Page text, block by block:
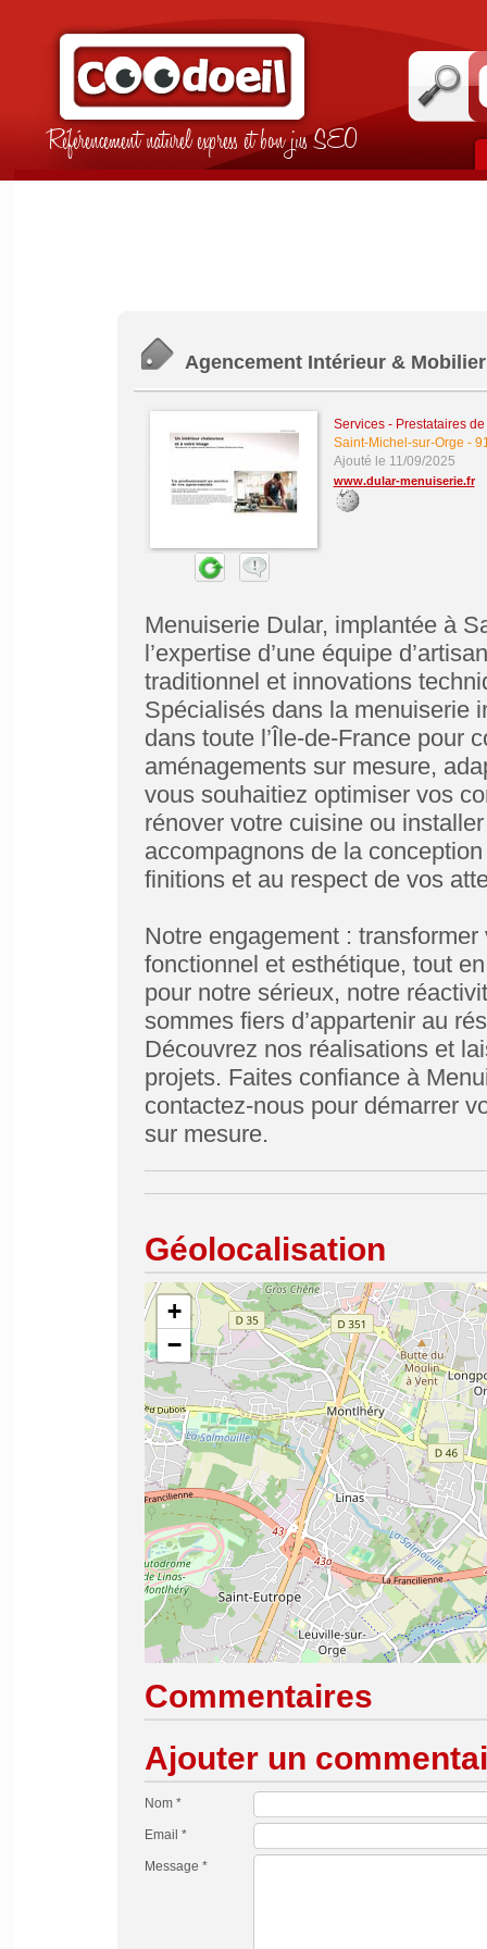
Référencement naturel express et bon jus SEO
Agencement Intérieur &
Services - Prestataires
Saint-Michel-sur-Orge -
Ajouté le 11/09/2025
www.dular-menuiserie.fr
Menuiserie Dular, implantée à
l’expertise d’une équipe
traditionnel et innovations
Spécialisés dans la menuiserie
dans toute l’Île-de-France pour
aménagements sur mesure,
vous souhaitiez optimiser vos
rénover votre cuisine ou
accompagnons de la
finitions et au respect de vos
Notre engagement :
fonctionnel et esthétique, tout
pour notre sérieux, notre
sommes fiers d’appartenir au
Découvrez nos réalisations et
projets. Faites confiance à
contactez-nous pour démarrer
sur mesure.
Géolocalisation
+
−
Commentaires
Ajouter un
Nom *
Email *
Message *